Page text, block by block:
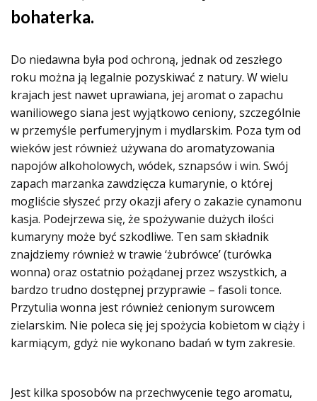
bohaterka.
Do niedawna była pod ochroną, jednak od zeszłego
roku można ją legalnie pozyskiwać z natury. W wielu
krajach jest nawet uprawiana, jej aromat o zapachu
waniliowego siana jest wyjątkowo ceniony, szczególnie
w przemyśle perfumeryjnym i mydlarskim. Poza tym od
wieków jest również używana do aromatyzowania
napojów alkoholowych, wódek, sznapsów i win. Swój
zapach marzanka zawdzięcza kumarynie, o której
mogliście słyszeć przy okazji afery o zakazie cynamonu
kasja. Podejrzewa się, że spożywanie dużych ilości
kumaryny może być szkodliwe. Ten sam składnik
znajdziemy również w trawie ‘żubrówce’ (turówka
wonna) oraz ostatnio pożądanej przez wszystkich, a
bardzo trudno dostępnej przyprawie – fasoli tonce.
Przytulia wonna jest również cenionym surowcem
zielarskim. Nie poleca się jej spożycia kobietom w ciąży i
karmiącym, gdyż nie wykonano badań w tym zakresie.
Jest kilka sposobów na przechwycenie tego aromatu,